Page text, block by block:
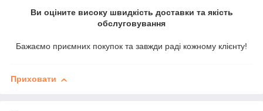
Ви оціните високу швидкість доставки та якість
обслуговування
Бажаємо приємних покупок та завжди раді кожному клієнту!
Приховати